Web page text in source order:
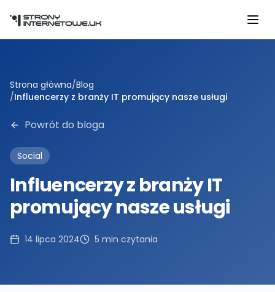
Strona główna/Blog
/Influencerzy z branży IT promujący nasze usługi
Powrót do bloga
Social
Influencerzy z branży IT
promujący nasze usługi
14 lipca 2024 5 min czytania